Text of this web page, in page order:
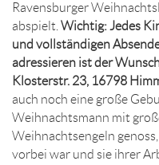
Ravensburger
abspielt. Wichtig: Jedes
und vollständigen
adressieren ist der
Klosterstr. 23, 16798
auch noch eine große
Weihnachtsmann mit
Weihnachtsengeln
vorbei war und sie ihrer